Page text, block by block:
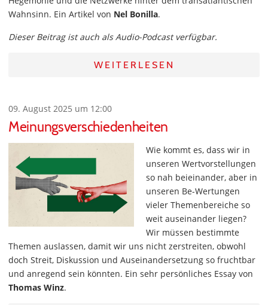
Wahnsinn. Ein Artikel von Nel Bonilla.
Dieser Beitrag ist auch als Audio-Podcast verfügbar.
WEITERLESEN
09. August 2025 um 12:00
Meinungsverschiedenheiten
Wie kommt es, dass wir in
unseren Wertvorstellungen
so nah beieinander, aber in
unseren Be-Wertungen
vieler Themenbereiche so
weit auseinander liegen?
Wir müssen bestimmte
Themen auslassen, damit wir uns nicht zerstreiten, obwohl
doch Streit, Diskussion und Auseinandersetzung so fruchtbar
und anregend sein könnten. Ein sehr persönliches Essay von
Thomas Winz.